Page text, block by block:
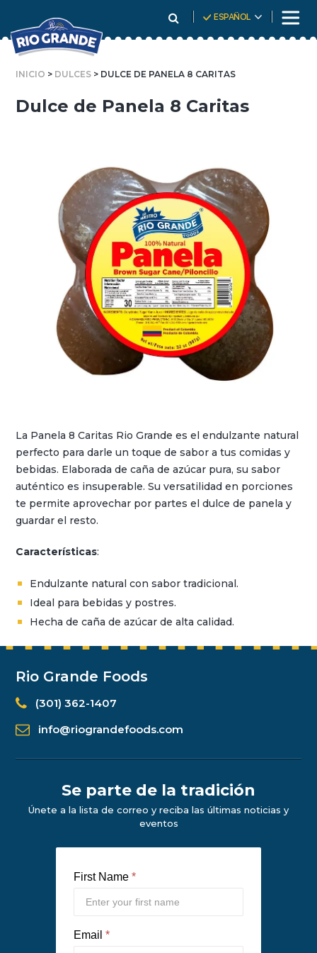
To
Content
ESPAÑOL
INICIO > DULCES > DULCE DE PANELA 8 CARITAS
Dulce de Panela 8 Caritas
La Panela 8 Caritas Rio Grande es el endulzante natural
perfecto para darle un toque de sabor a tus comidas y
bebidas. Elaborada de caña de azúcar pura, su sabor
auténtico es insuperable. Su versatilidad en porciones
te permite aprovechar por partes el dulce de panela y
guardar el resto.
Características:
Endulzante natural con sabor tradicional.
Ideal para bebidas y postres.
Hecha de caña de azúcar de alta calidad.
Rio Grande Foods
(301) 362-1407
info@riograndefoods.com
Se parte de la tradición
Únete a la lista de correo y reciba las últimas noticias y
eventos